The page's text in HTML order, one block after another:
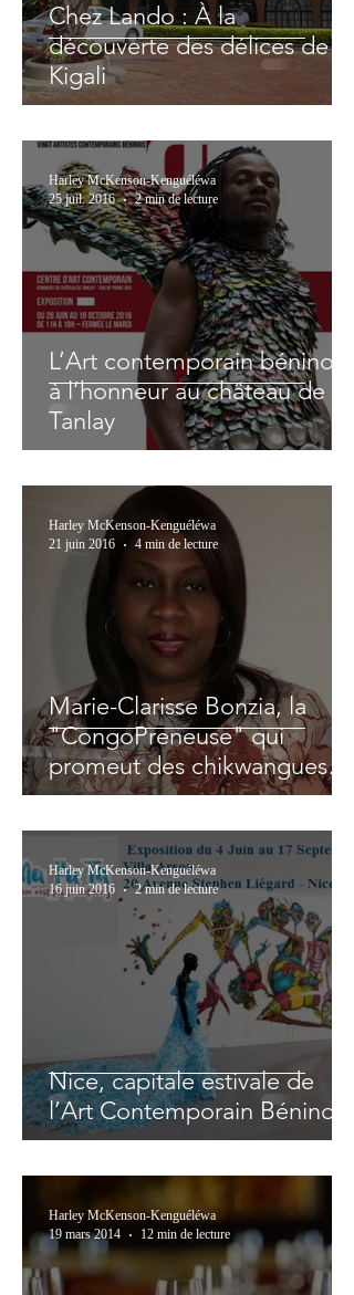
Chez Lando : À la
découverte des délices de
Kigali
L’Art contemporain béninois
à l’honneur au château de
Tanlay
Harley McKenson-Kenguéléwa
25 juil. 2016
2 min de lecture
Marie-Clarisse Bonzia, la
"CongoPreneuse" qui
promeut des chikwangues
de qualité dans les assiettes
Harley McKenson-Kenguéléwa
21 juin 2016
4 min de lecture
Nice, capitale estivale de
l’Art Contemporain Béninois
Harley McKenson-Kenguéléwa
16 juin 2016
2 min de lecture
Harley McKenson-Kenguéléwa
19 mars 2014
12 min de lecture